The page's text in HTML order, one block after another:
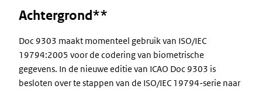
Achtergrond**
Doc 9303 maakt momenteel gebruik van ISO/IEC
19794:2005 voor de codering van biometrische
gegevens. In de nieuwe editie van ICAO Doc 9303 is
besloten over te stappen van de ISO/IEC 19794-serie naar